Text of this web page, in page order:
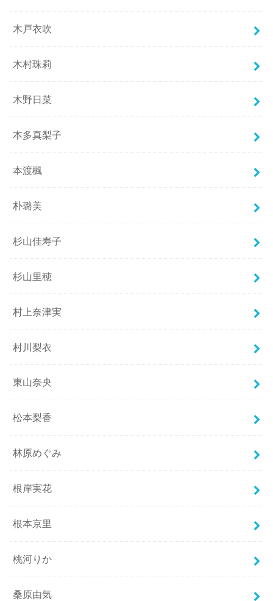
木戸衣吹
木村珠莉
木野日菜
本多真梨子
本渡楓
朴璐美
杉山佳寿子
杉山里穂
村上奈津実
村川梨衣
東山奈央
松本梨香
林原めぐみ
根岸実花
根本京里
桃河りか
桑原由気